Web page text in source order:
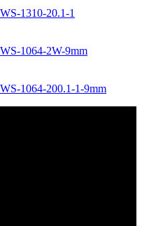
1310-20.1-1
1064-2W-9mm
1064-200.1-1-9mm